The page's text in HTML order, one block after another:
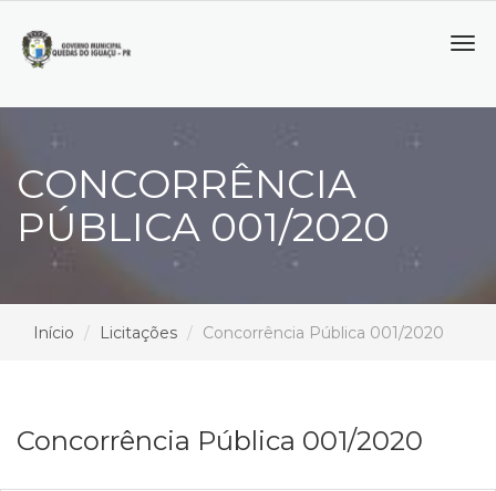
CONCORRÊNCIA
PÚBLICA 001/2020
Início Licitações Concorrência Pública 001/2020
Concorrência Pública 001/2020